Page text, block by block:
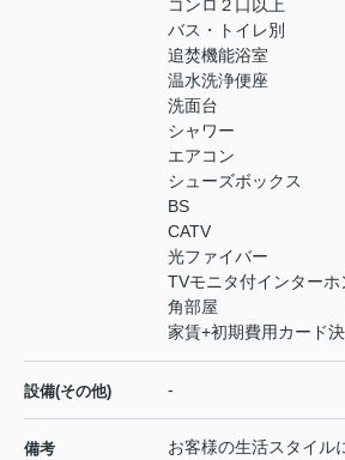
コンロ２口以上
バス・トイレ別
追焚機能浴室
温水洗浄便座
洗面台
シャワー
エアコン
シューズボックス
BS
CATV
光ファイバー
TVモニタ付インターホ
角部屋
家賃+初期費用カード
設備(その他) -
備考
お客様の生活スタイル